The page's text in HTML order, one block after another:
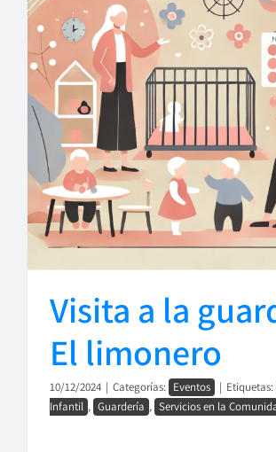
Visita a la
El limonero
10/12/2024 | Categorías: Eventos | Etiquetas:
Infantil , Guardería , Servicios en la